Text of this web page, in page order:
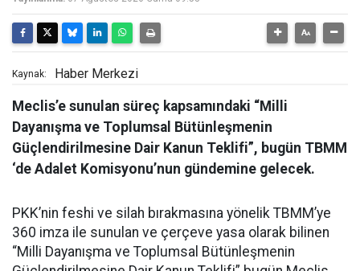
Kaynak: Haber Merkezi
Meclis’e sunulan süreç kapsamındaki “Milli
Dayanışma ve Toplumsal Bütünleşmenin
Güçlendirilmesine Dair Kanun Teklifi”, bugün TBMM
‘de Adalet Komisyonu’nun gündemine gelecek.
PKK’nin feshi ve silah bırakmasına yönelik TBMM’ye
360 imza ile sunulan ve çerçeve yasa olarak bilinen
“Milli Dayanışma ve Toplumsal Bütünleşmenin